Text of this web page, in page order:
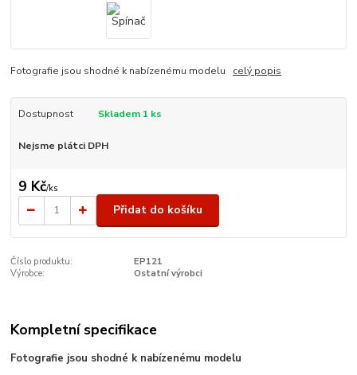
Fotografie jsou shodné k nabízenému modelu celý popis
Dostupnost Skladem 1 ks
Nejsme plátci DPH
9 Kč/ks
Přidat do košíku
Číslo produktu:
EP121
Výrobce:
Ostatní výrobci
Kompletní specifikace
Fotografie jsou shodné k nabízenému modelu